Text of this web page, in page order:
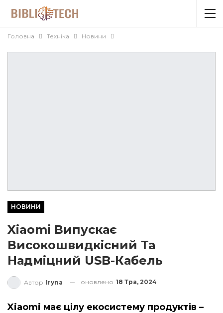
Головна Техніка Новини
НОВИНИ
Xiaomi Випускає
Високошвидкісний Та
Надміцний USB-Кабель
Автор Iryna оновлено 18 Тра, 2024
Xiaomi має цілу екосистему продуктів –